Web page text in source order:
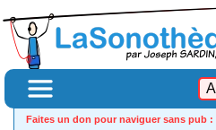
Faites un don pour naviguer sans pub :